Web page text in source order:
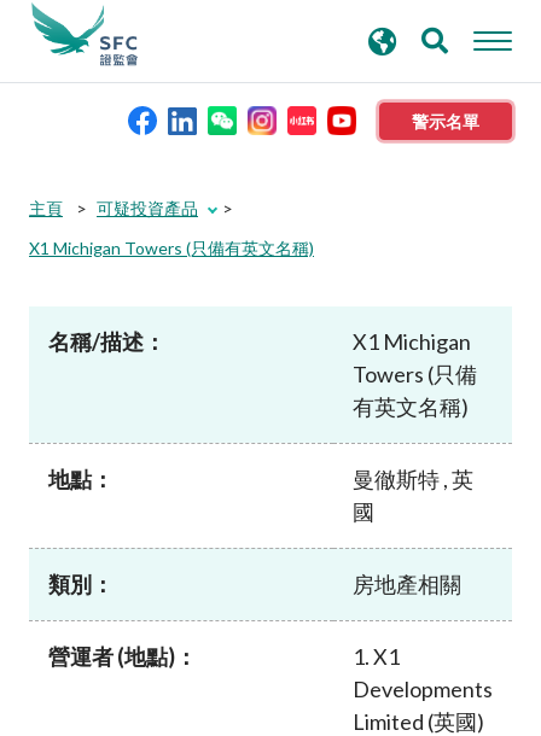
警示名單
本會簡介
規則及標準
新聞稿及公布
尋
主頁
可疑投資產品
X1 Michigan Towers (只備有英文名稱)
名稱/描述：
X1 Michigan
Towers (只備
有英文名稱)
地點：
曼徹斯特 , 英
國
類別： 房地產相關
營運者 (地點)：
1. X1
Developments
Limited (英國)